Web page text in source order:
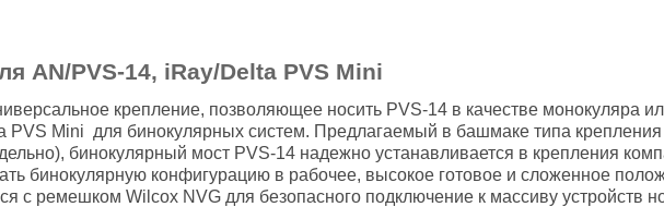
AN/PVS-14, iRay/Delta PVS Mini
крепление, позволяющее носить PVS-14 в качестве монокуляра
PVS Mini для бинокулярных систем. Предлагаемый в башмаке типа крепления
бинокулярный мост PVS-14 надежно устанавливается в крепления
бинокулярную конфигурацию в рабочее, высокое готовое и сложенное
с ремешком Wilcox NVG для безопасного подключение к массиву устройств